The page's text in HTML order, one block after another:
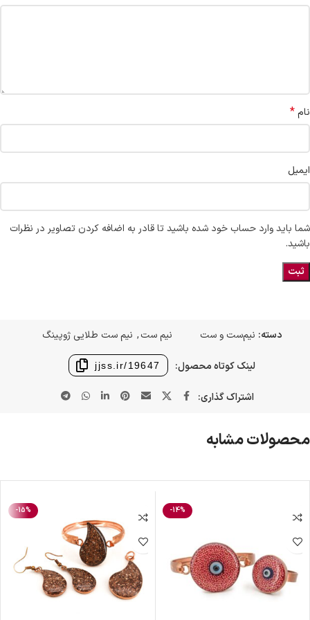
نام*
ایمیل
شما باید وارد حساب خود شده باشید تا قادر به اضافه کردن تصاویر در نظرات
باشید.
دسته: نیم‌ست و ست نیم ست, نیم ست طلایی ژوپینگ
لینک کوتاه محصول: jjss.ir/19647
اشتراک گذاری:
محصولات مشابه
-14%
-15%